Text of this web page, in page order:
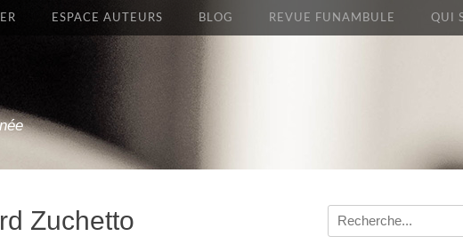
ESPACE AUTEURS BLOG REVUE FUNAMBULE QUI
Zuchetto
Recherche
pour